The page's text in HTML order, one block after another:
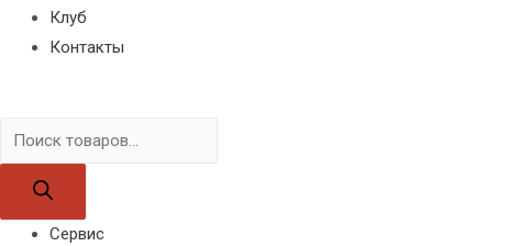
Клуб
Контакты
Поиск
товаров
Сервис